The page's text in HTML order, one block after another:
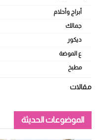
أبراج وأحلام
جمالك
ديكور
ع الموضة
مطبخ
مقالات
الموضوعات الحديثة